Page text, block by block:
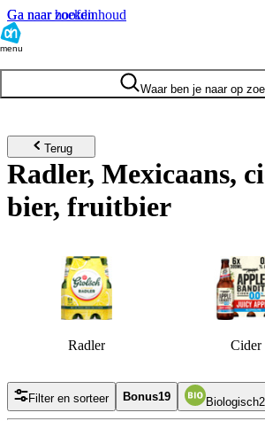
Ga naar hoofdinhoud
Ga naar zoeken
menu
Waar ben je naar op
Terug
Radler, Mexicaans,
bier, fruitbier
Radler Cider
Filter en sorteer Bonus19 Biologisch2